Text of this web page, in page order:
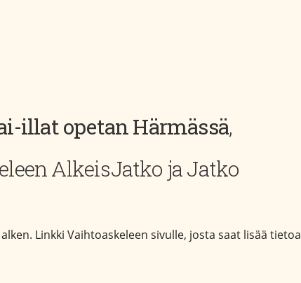
illat opetan Härmässä,
AlkeisJatko ja Jatko
Linkki Vaihtoaskeleen sivulle, josta saat lisää tietoa